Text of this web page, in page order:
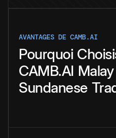
AVANTAGES DE CAMB.AI
Pourquoi
CAMB.AI Malay
Sundanese